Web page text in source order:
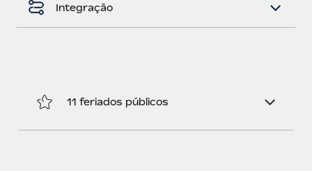
Integração
11 feriados públicos